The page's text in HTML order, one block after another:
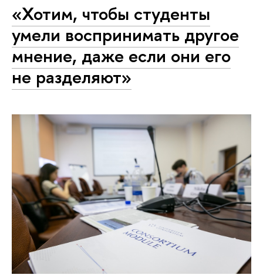
«Хотим, чтобы студенты
умели воспринимать другое
мнение, даже если они его
не разделяют»